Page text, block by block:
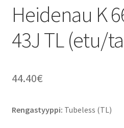
Heidenau K
43J TL (etu/
44.40€
Rengastyyppi: Tubeless (TL)